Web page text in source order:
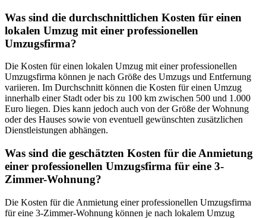
Was sind die durchschnittlichen Kosten für einen
lokalen Umzug mit einer professionellen
Umzugsfirma?
Die Kosten für einen lokalen Umzug mit einer professionellen
Umzugsfirma können je nach Größe des Umzugs und Entfernung
variieren. Im Durchschnitt können die Kosten für einen Umzug
innerhalb einer Stadt oder bis zu 100 km zwischen 500 und 1.000
Euro liegen. Dies kann jedoch auch von der Größe der Wohnung
oder des Hauses sowie von eventuell gewünschten zusätzlichen
Dienstleistungen abhängen.
Was sind die geschätzten Kosten für die Anmietung
einer professionellen Umzugsfirma für eine 3-
Zimmer-Wohnung?
Die Kosten für die Anmietung einer professionellen Umzugsfirma
für eine 3-Zimmer-Wohnung können je nach lokalem Umzug